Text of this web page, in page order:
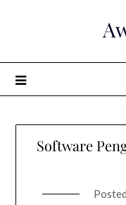
Software